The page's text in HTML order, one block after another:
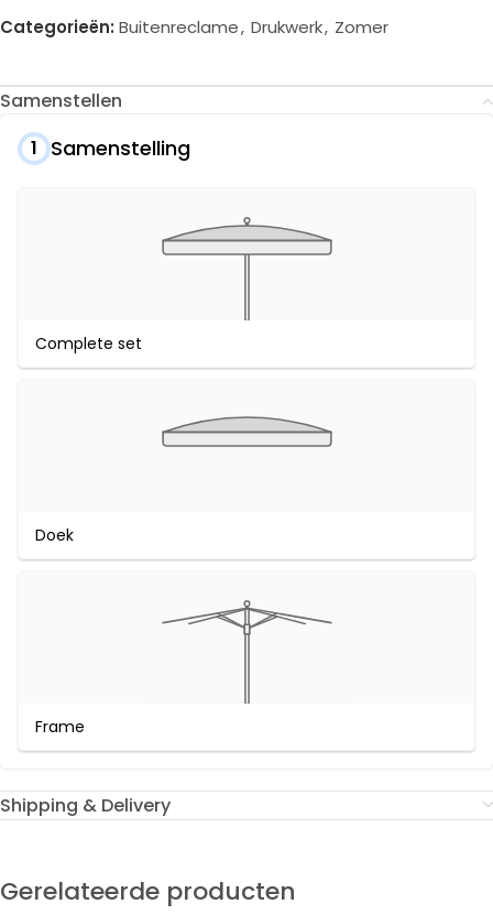
Categorieën: Buitenreclame, Drukwerk, Zomer
Samenstellen
1
Samenstelling
Complete set
Doek
Frame
Shipping & Delivery
Gerelateerde producten